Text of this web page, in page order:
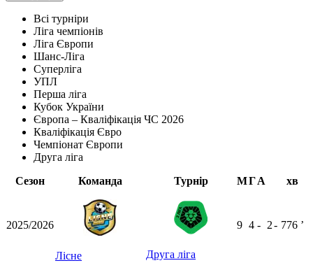
Всі турніри
Ліга чемпіонів
Ліга Європи
Шанс-Ліга
Суперліга
УПЛ
Перша ліга
Кубок України
Європа – Кваліфікація ЧС 2026
Кваліфікація Євро
Чемпіонат Європи
Друга ліга
Сезон
Команда Турнір МГА хв
2025/2026
Лісне Друга ліга
9 4 - 2- 776 ʼ